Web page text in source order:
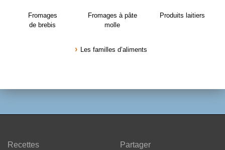
Fromages
de brebis
Fromages à pâte
molle
Produits laitiers
Les familles d’aliments
Recettes Partager